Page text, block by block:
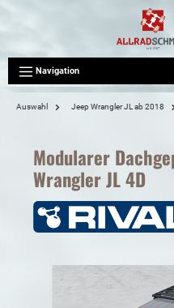
Navigation
Auswahl Jeep Wrangler JL ab 2018
Modularer
Wrangler JL 4D